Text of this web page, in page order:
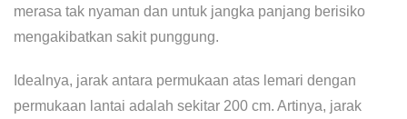
merasa tak nyaman dan untuk jangka panjang berisiko
mengakibatkan sakit punggung.
Idealnya, jarak antara permukaan atas lemari dengan
permukaan lantai adalah sekitar 200 cm. Artinya, jarak